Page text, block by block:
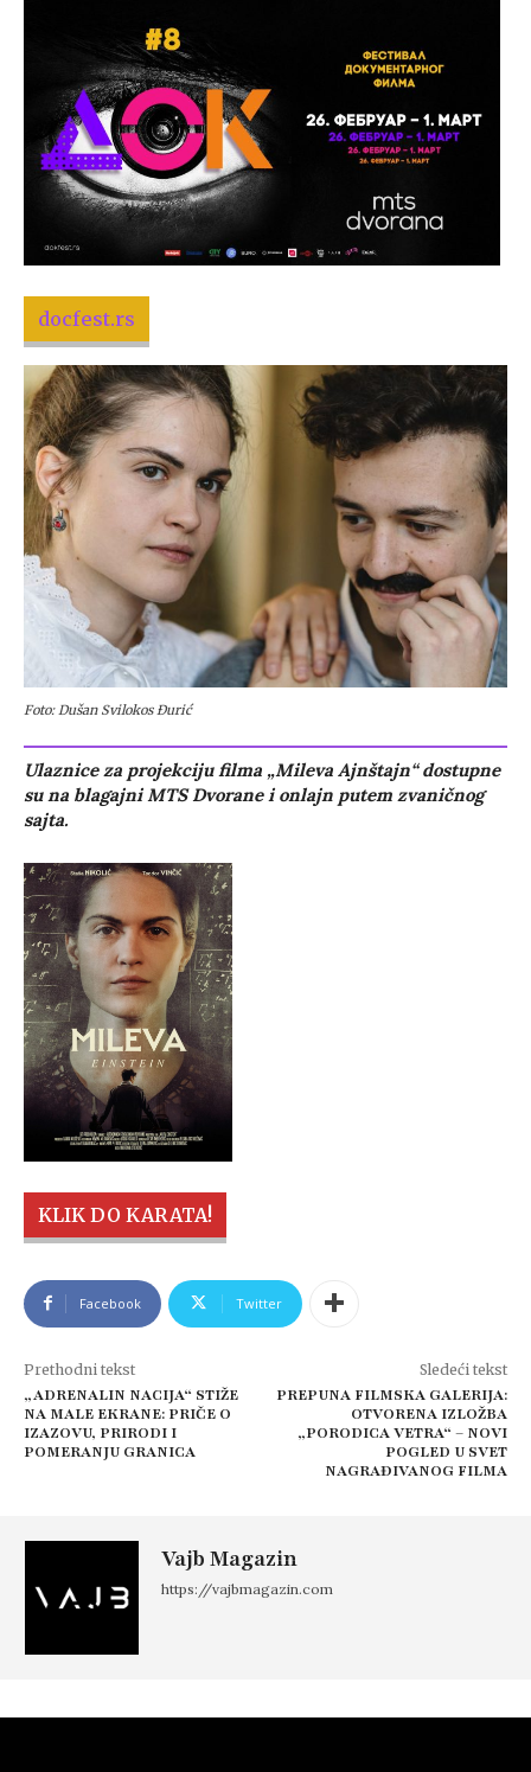
docfest.rs
Foto: Dušan Svilokos Đurić
Ulaznice za projekciju filma „Mileva Ajnštajn“ dostupne
su na blagajni MTS Dvorane i onlajn putem zvaničnog
sajta.
KLIK DO KARATA!
Facebook Twitter
Prethodni tekst
„ADRENALIN NACIJA“ STIŽE
NA MALE EKRANE: PRIČE O
IZAZOVU, PRIRODI I
POMERANJU GRANICA
Sledeći tekst
PREPUNA FILMSKA GALERIJA:
OTVORENA IZLOŽBA
„PORODICA VETRA“ – NOVI
POGLED U SVET
NAGRAĐIVANOG FILMA
Vajb Magazin
https://vajbmagazin.com